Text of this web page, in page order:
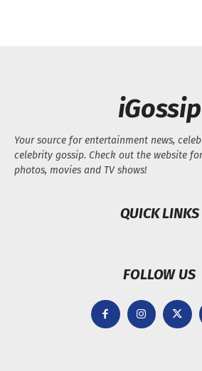
iGossip
Your source for entertainment news,
celebrity gossip. Check out the website
photos, movies and TV shows!
QUICK LINKS
FOLLOW US